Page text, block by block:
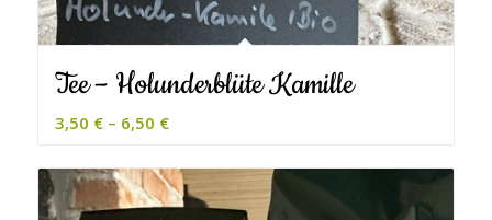
Tee – Holunderblüte Kamille
3,50 €– 6,50 €